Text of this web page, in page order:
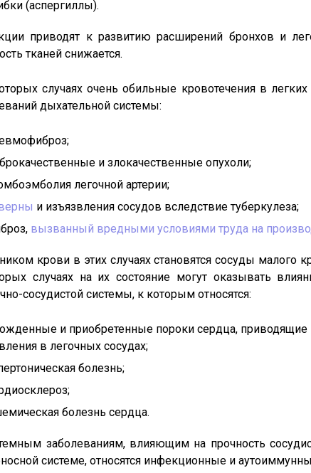
(аспергиллы).
приводят к развитию расширений бронхов и
тканей снижается.
случаях очень обильные кровотечения в легких
дыхательной системы:
и злокачественные опухоли;
легочной артерии;
и изъязвления сосудов вследствие туберкулеза;
вызванный вредными условиями труда на
крови в этих случаях становятся сосуды малого
случаях на их состояние могут оказывать
сосудистой системы, к которым относятся:
и приобретенные пороки сердца,
в легочных сосудах;
болезнь;
болезнь сердца.
заболеваниям, влияющим на прочность
системе, относятся инфекционные и